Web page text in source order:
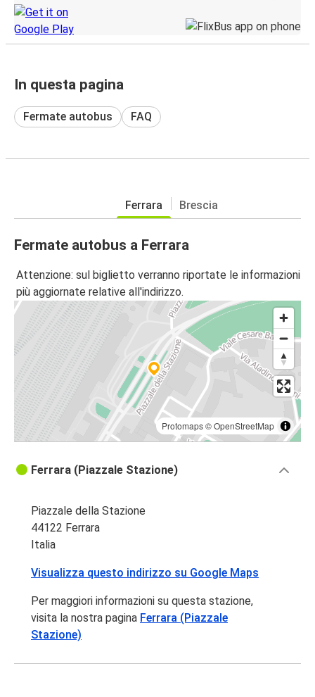
In questa pagina
Fermate autobus FAQ
Ferrara Brescia
Fermate autobus a Ferrara
Attenzione: sul biglietto verranno riportate le informazioni
più aggiornate relative all'indirizzo.
Protomaps©OpenStreetMap
Ferrara (Piazzale Stazione)
Piazzale della Stazione
44122 Ferrara
Italia
Visualizza questo indirizzo su Google Maps
Per maggiori informazioni su questa stazione,
visita la nostra pagina Ferrara (Piazzale
Stazione)